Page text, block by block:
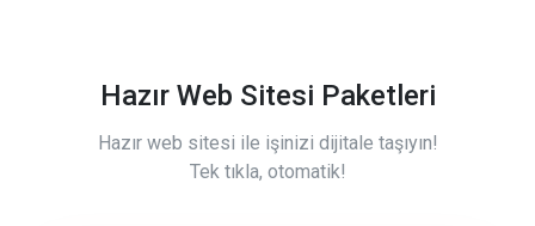
Hazır Web Sitesi Paketleri
Hazır web sitesi ile işinizi dijitale taşıyın!
Tek tıkla, otomatik!